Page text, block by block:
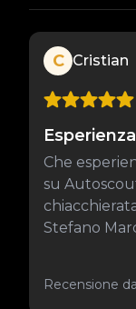
C Cristian
Che
su
Stefano
Recensione